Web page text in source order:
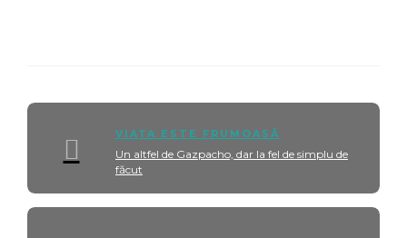
VIAȚA ESTE FRUMOASĂ
Un altfel de Gazpacho, dar la fel de simplu de
făcut